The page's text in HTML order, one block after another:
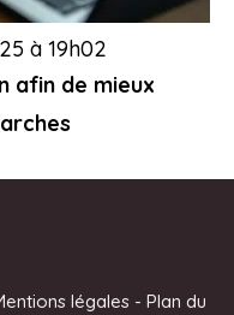
afin de mieux
à 19h02
légales - Plan du